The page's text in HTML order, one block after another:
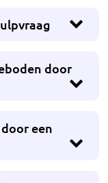
door
een